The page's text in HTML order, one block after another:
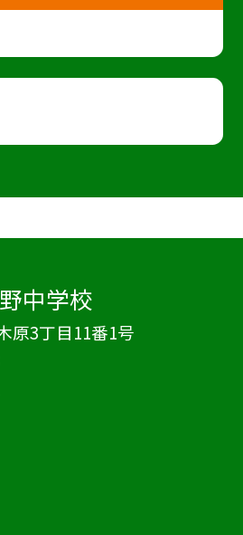
中学校
原3丁目11番1号